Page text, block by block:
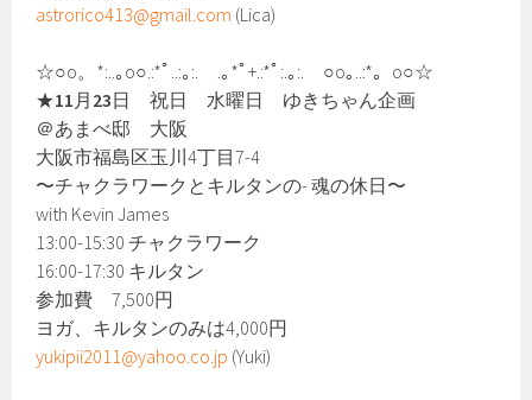
astrorico413@gmail.com (Lica)
☆○o。*:..｡o○.:*ﾟ..:｡:. .｡*ﾟ+.:*ﾟ:.｡:. ○o｡..:*。o○☆
★11月 23日 祝日 水曜日 ゆきちゃん企画
＠あまべ邸 大阪
大阪市福島区玉川4丁目7-4
〜チャクラワークとキルタンの- 魂の休日〜
with Kevin James
13:00-15:30 チャクラワーク
16:00-17:30 キルタン
参加費 7,500円
ヨガ、キルタンのみは4,000円
yukipii2011@yahoo.co.jp (Yuki)